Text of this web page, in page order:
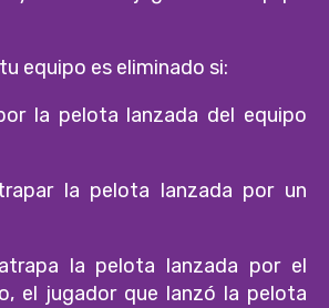
equipo es eliminado si:
la pelota lanzada del equipo
la pelota lanzada por un
la pelota lanzada por el
el jugador que lanzó la pelota